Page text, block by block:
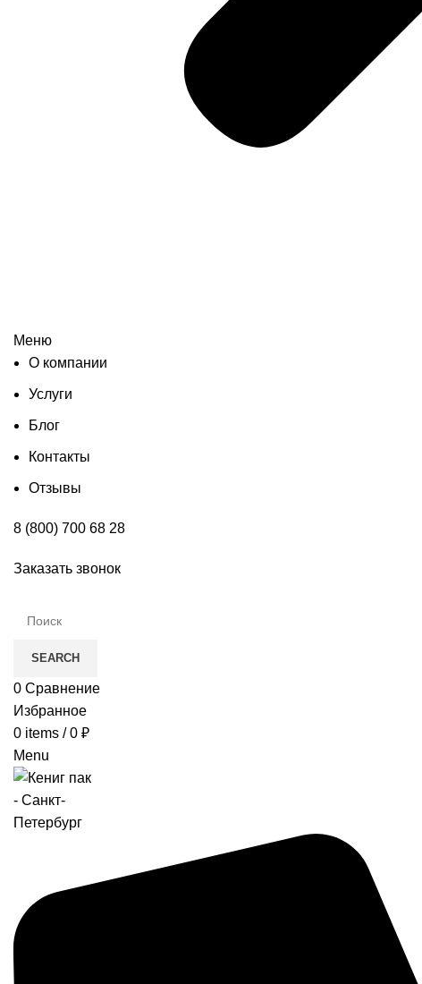
Меню
О компании
Услуги
Блог
Контакты
Отзывы
8 (800) 700 68 28
Заказать звонок
SEARCH
0 Сравнение
Избранное
0 items / 0 ₽
Menu